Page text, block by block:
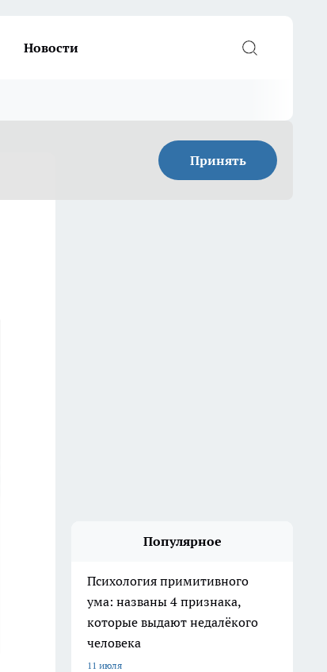
Новости
Принять
Популярное
Психология примитивного
ума: названы 4 признака,
которые выдают недалёкого
человека
11 июля